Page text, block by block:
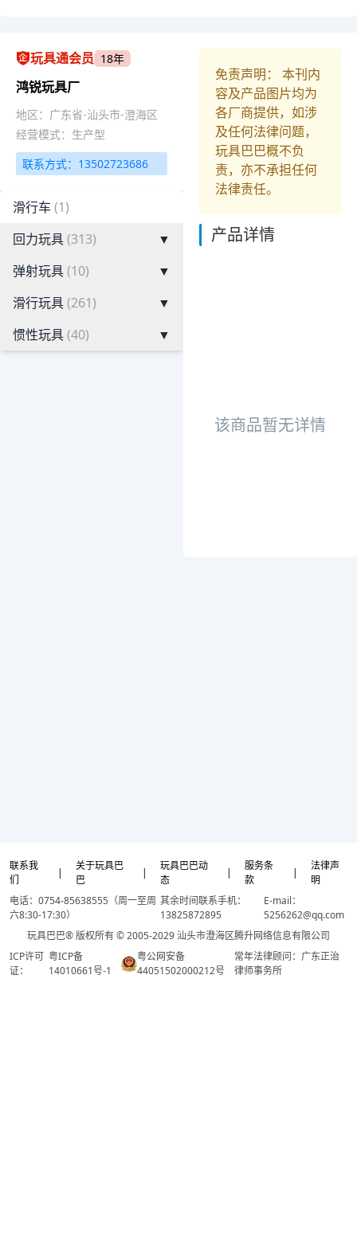
玩具通会员 18年
鸿锐玩具厂
地区：广东省-汕头市-澄海区
经营模式：生产型
联系方式：13502723686
滑行车 (1)
回力玩具(313)
▼
弹射玩具(10)
▼
滑行玩具(261)
▼
惯性玩具(40) ▼
免责声明： 本刊内
容及产品图片均为
各厂商提供，如涉
及任何法律问题，
玩具巴巴概不负
责，亦不承担任何
法律责任。
产品详情
该商品暂无详情
联系我
们
|
关于玩具巴
巴
|
玩具巴巴动
态
|
服务条
款
|
法律声
明
电话：0754-85638555（周一至周
六8:30-17:30）
其余时间联系手机：
13825872895
E-mail：
5256262@qq.com
玩具巴巴® 版权所有 © 2005-2029 汕头市澄海区腾升网络信息有限公司
ICP许可
证：
粤ICP备
14010661号-1
粤公网安备
44051502000212号
常年法律顾问：广东正治
律师事务所